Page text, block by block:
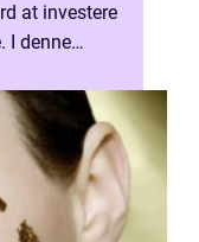
at investere
I denne